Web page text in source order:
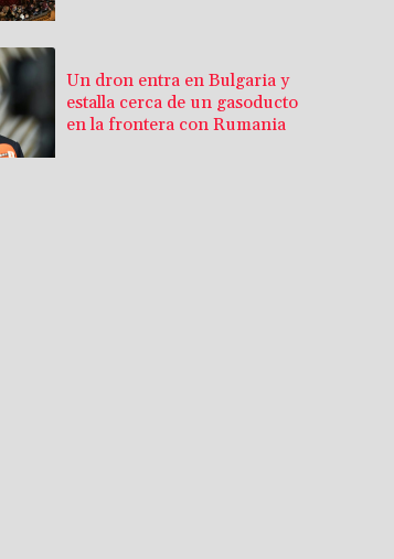
Un dron entra en Bulgaria y
estalla cerca de un gasoducto
en la frontera con Rumania